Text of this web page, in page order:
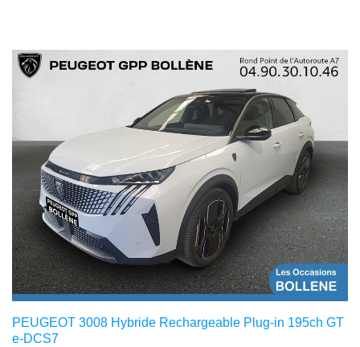
PEUGEOT 3008 Hybride Rechargeable Plug-in 195ch GT
e-DCS7